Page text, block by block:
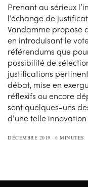
Prenant au sérieux
l’échange de
Vandamme propose
en introduisant le
référendums que
possibilité de
justifications
débat, mise en
réflexifs ou encore
sont quelques-uns
d’une telle
DÉCEMBRE 2019 6 MINUTES